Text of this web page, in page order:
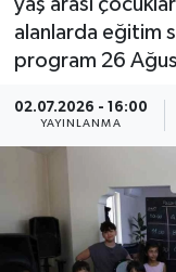
yaş arası
alanlarda eğitim
program 26
02.07.2026 - 16:00
YAYINLANMA
Son Dakika
Haber Arşivi